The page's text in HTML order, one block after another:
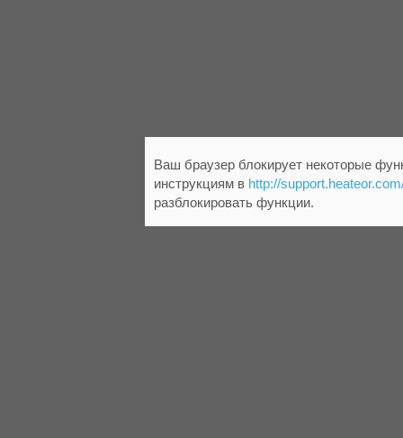
Ваш браузер блокирует некоторые
инструкциям в http://
разблокировать функции.